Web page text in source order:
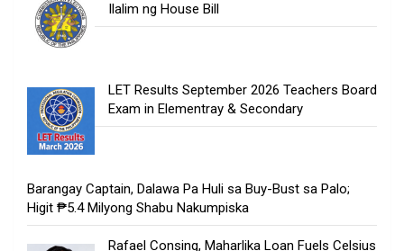
Ilalim ng House Bill
LET Results September 2026 Teachers Board
Exam in Elementray & Secondary
Barangay Captain, Dalawa Pa Huli sa Buy-Bust sa Palo;
Higit ₱5.4 Milyong Shabu Nakumpiska
Rafael Consing, Maharlika Loan Fuels Celsius